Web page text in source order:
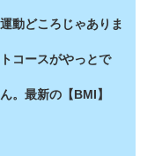
動どころじゃありま
コースがやっとで
。最新の【BMI】